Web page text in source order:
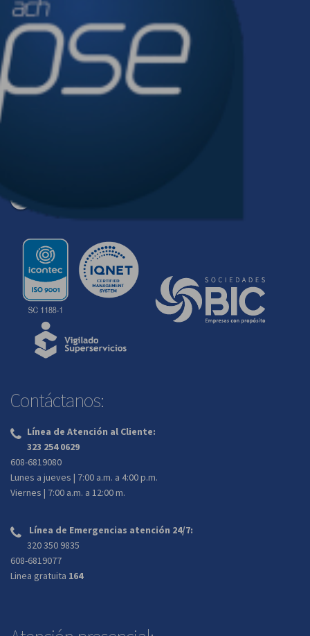
Síguenos en:
Contáctanos:
‌ Línea de Atención al Cliente:
323 254 0629
608-6819080
Viernes | 7:00 a.m. a 12:00 m.
‌ Línea de Emergencias atención 24/7:
320 350 9835